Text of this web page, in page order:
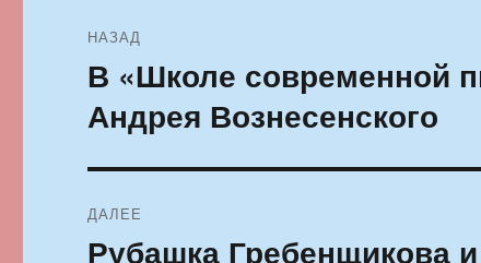
по
записям
НАЗАД
Предыдущая
В «Школе современной
Андрея Вознесенского
ДАЛЕЕ
Следующая
Рубашка Гребенщикова